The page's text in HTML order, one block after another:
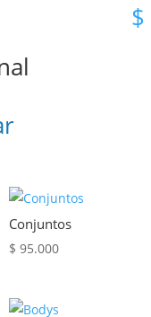
$
Conjuntos
$ 95.000